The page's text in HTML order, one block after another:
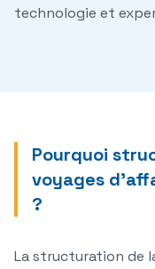
technologie et
Pourquoi
voyages
?
La structuration de